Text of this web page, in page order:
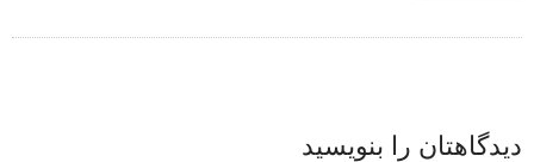
دیدگاهتان را بنویسید